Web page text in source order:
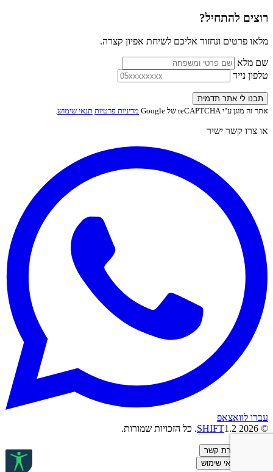
רוצים להתחיל?
מלאו פרטים ונחזור אליכם לשיחת אפיון קצרה.
שם מלא
טלפון נייד
תבנו לי אתר תדמית
אתר זה מוגן ע"י reCAPTCHA של Google
מדיניות פרטיות תנאי שימוש.
או צרו קשר ישיר
עברו לוואצאפ
© 2026
SHIFT1.2 . כל הזכויות שמורות.
יצירת קשר
תנאי שימוש